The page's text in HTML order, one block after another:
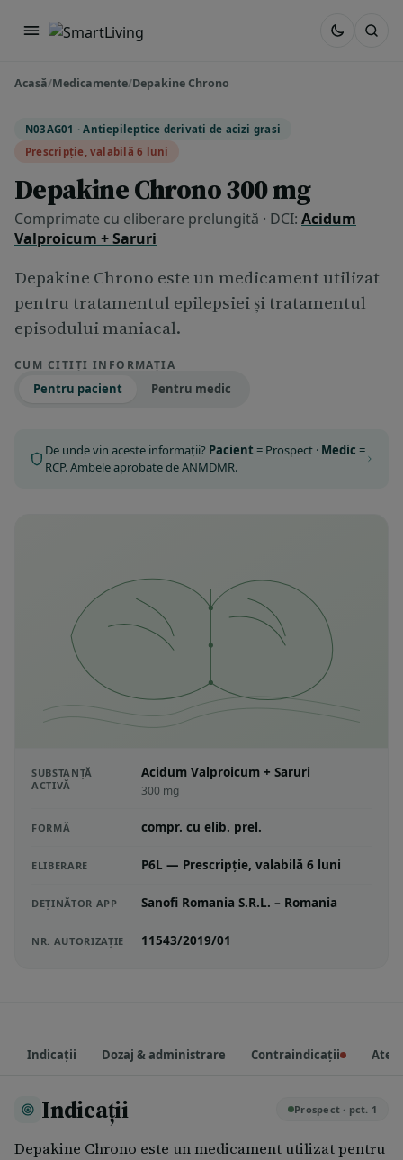
Acasă/Medicamente/Depakine Chrono
N03AG01 · Antiepileptice derivati de acizi grasi
Prescripție, valabilă 6 luni
Depakine Chrono 300 mg
Comprimate cu eliberare prelungită · DCI: Acidum
Valproicum + Saruri
Depakine Chrono este un medicament utilizat
pentru tratamentul epilepsiei şi tratamentul
episodului maniacal.
CUM CITIȚI INFORMAȚIA
Pentru pacient Pentru medic
De unde vin aceste informații? Pacient = Prospect · Medic =
RCP. Ambele aprobate de ANMDMR.
SUBSTANȚĂ
ACTIVĂ
Acidum Valproicum + Saruri
300 mg
FORMĂ compr. cu elib. prel.
ELIBERARE P6L — Prescripție, valabilă 6 luni
DEȚINĂTOR APP Sanofi Romania S.R.L. – Romania
NR. AUTORIZAȚIE 11543/2019/01
Indicații Dozaj & administrare Contraindicații
Indicații Prospect · pct. 1
Depakine Chrono este un medicament utilizat pentru